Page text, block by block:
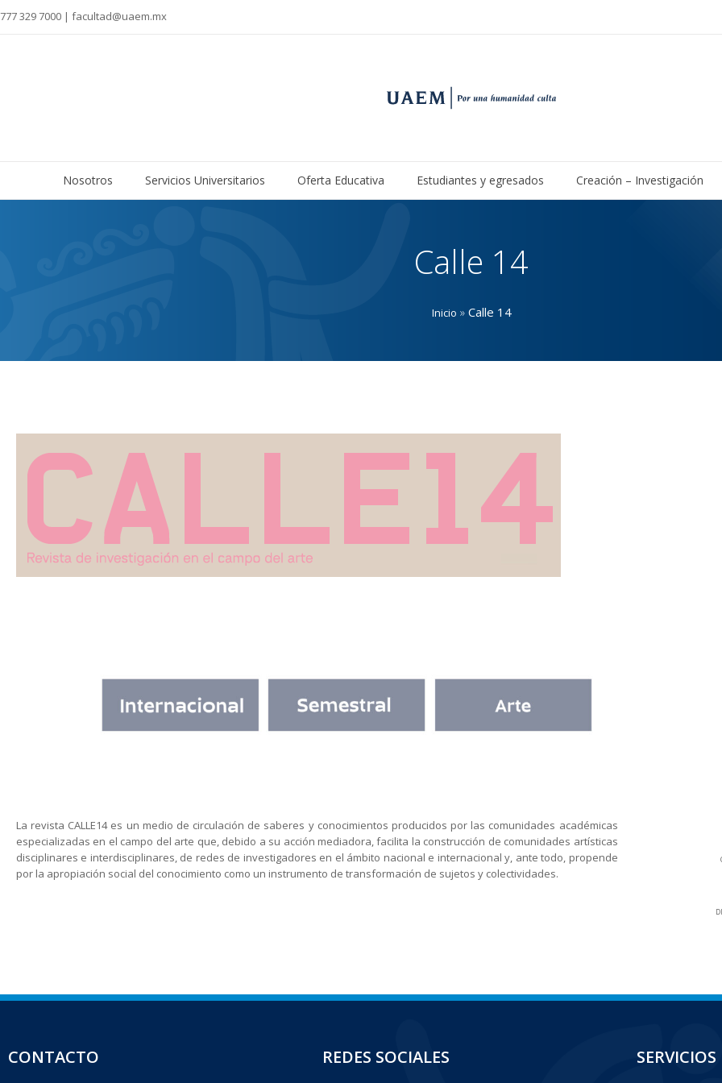
777 329 7000 | facultad@uaem.mx
Nosotros Servicios Universitarios Oferta Educativa Estudiantes y egresados Creación – Investigación
Calle 14
Inicio » Calle 14
La revista CALLE14 es un medio de circulación de saberes y conocimientos producidos por las comunidades académicas
especializadas en el campo del arte que, debido a su acción mediadora, facilita la construcción de comunidades artísticas
disciplinares e interdisciplinares, de redes de investigadores en el ámbito nacional e internacional y, ante todo, propende
por la apropiación social del conocimiento como un instrumento de transformación de sujetos y colectividades.
CONTACTO REDES SOCIALES SERVICIOS